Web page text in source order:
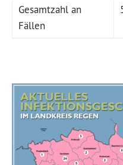
Gesamtzahl an
Fällen